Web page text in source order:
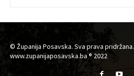
© Županija Posavska. Sva prava pridržana.
www.zupanijaposavska.ba ® 2022